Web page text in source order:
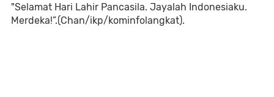
"Selamat Hari Lahir Pancasila. Jayalah Indonesiaku.
Merdeka!”.(Chan/ikp/kominfolangkat).